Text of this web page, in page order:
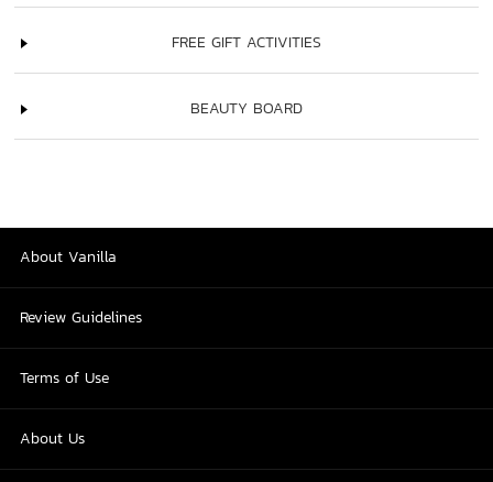
FREE GIFT ACTIVITIES
BEAUTY BOARD
About Vanilla
Review Guidelines
Terms of Use
About Us